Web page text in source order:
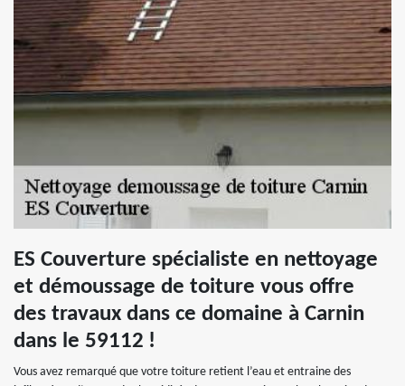
ES Couverture spécialiste en nettoyage
et démoussage de toiture vous offre
des travaux dans ce domaine à Carnin
dans le 59112 !
Vous avez remarqué que votre toiture retient l’eau et entraine des